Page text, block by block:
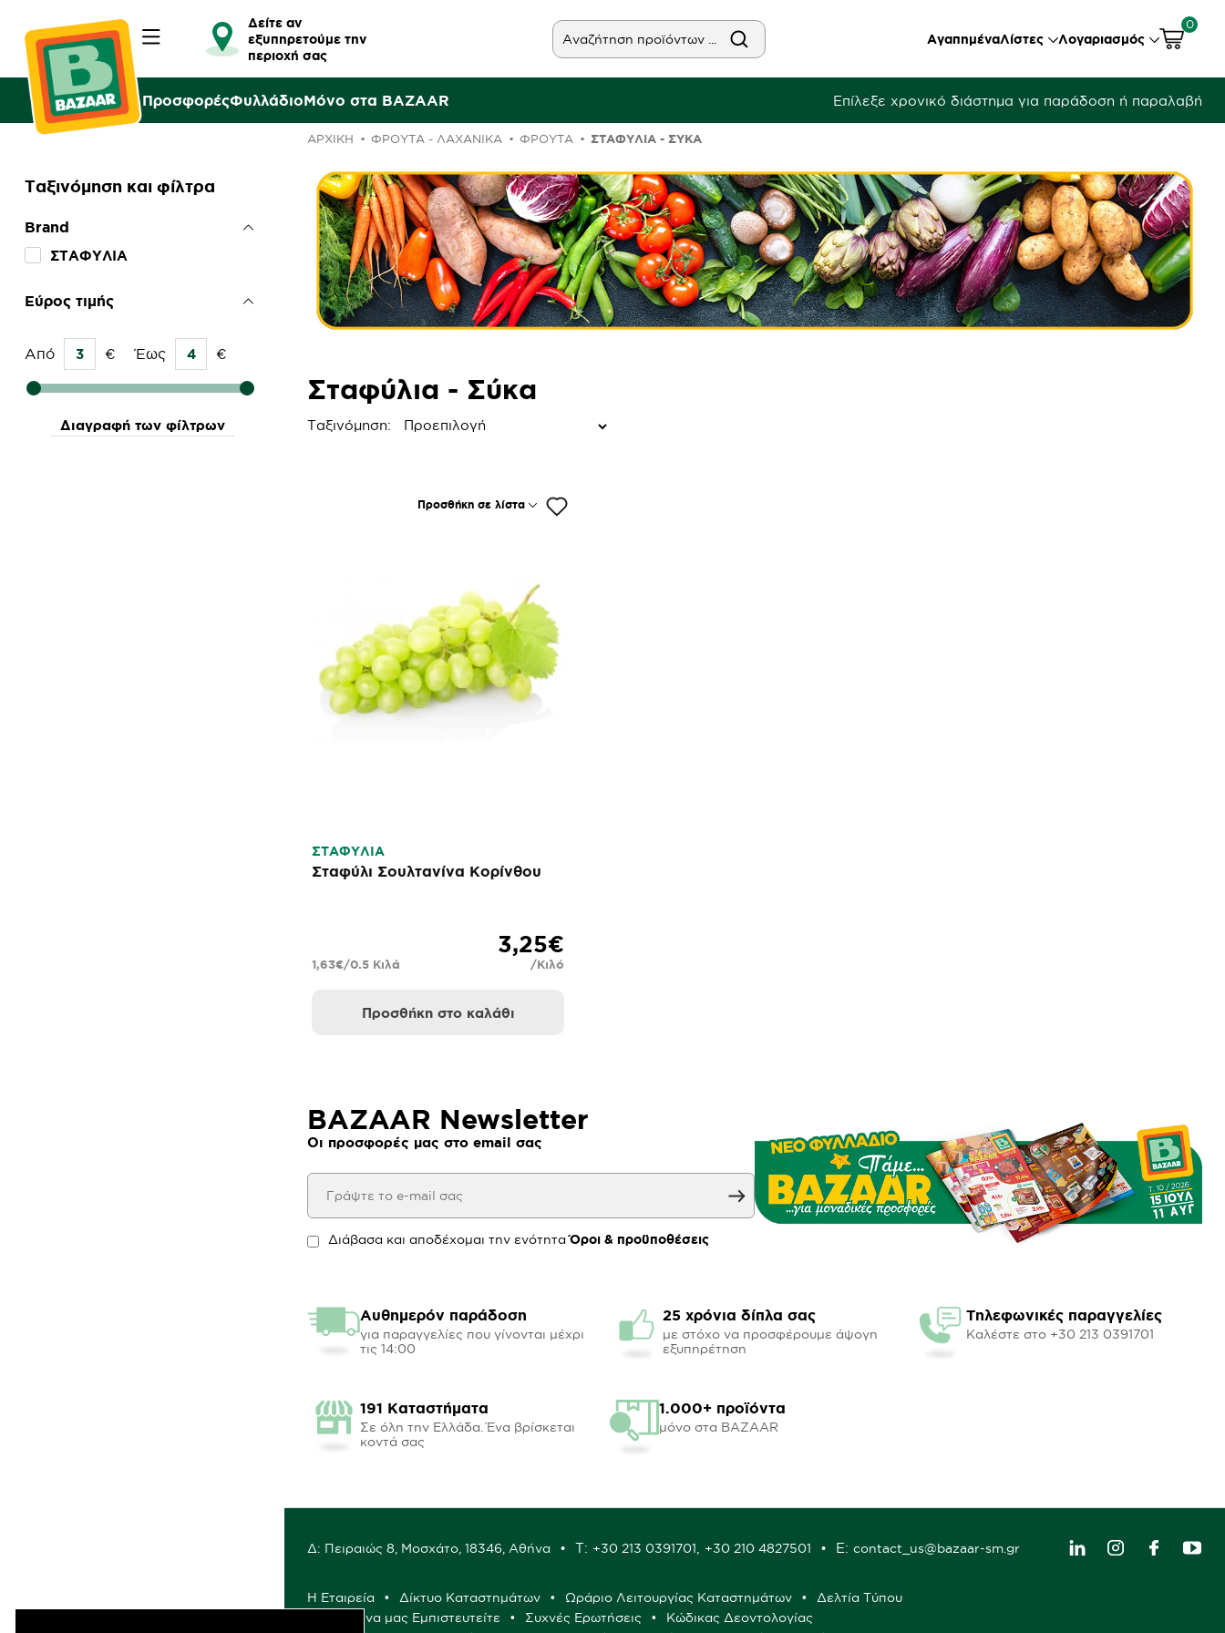
Δείτε αν
εξυπηρετούμε την
περιοχή σας
ΑγαπημέναΛίστες Λογαριασμός
0
ΠροσφορέςΦυλλάδιοΜόνο στα BAZAAR Επίλεξε χρονικό διάστημα για παράδοση ή παραλαβή
Ταξινόμηση και φίλτρα
Brand
ΣΤΑΦΥΛΙΑ
Εύρος τιμής
Από € Έως €
Διαγραφή των φίλτρων
ΑΡΧΙΚΉ ΦΡΟΥΤΑ - ΛΑΧΑΝΙΚΑ ΦΡΟΎΤΑ ΣΤΑΦΎΛΙΑ - ΣΎΚΑ
Σταφύλια - Σύκα
Ταξινόμηση:
Προσθήκη σε λίστα
ΣΤΑΦΥΛΙΑ
Σταφύλι Σουλτανίνα Κορίνθου
3,25€
/Κιλό
1,63€/0.5 Κιλά
Προσθήκη στο καλάθι
BAZAAR Newsletter
Οι προσφορές μας στο email σας
Διάβασα και αποδέχομαι την ενότηταΌροι & προϋποθέσεις
Αυθημερόν παράδοση
για παραγγελίες που γίνονται μέχρι
τις 14:00
25 χρόνια δίπλα σας
με στόχο να προσφέρουμε άψογη
εξυπηρέτηση
Τηλεφωνικές παραγγελίες
Καλέστε στο +30 213 0391701
191 Καταστήματα
Σε όλη την Ελλάδα. Ένα βρίσκεται
κοντά σας
1.000+ προϊόντα
μόνο στα BAZAAR
Δ: Πειραιώς 8, Μοσχάτο, 18346, Αθήνα Τ: +30 213 0391701 +30 210 4827501 E: contact_us@bazaar-sm.gr
Η Εταιρεία Δίκτυο Καταστημάτων Ωράριο Λειτουργίας Καταστημάτων
Δελτία Τύπου
Γιατί να μας Εμπιστευτείτε
Συχνές Ερωτήσεις
Κώδικας Δεοντολογίας